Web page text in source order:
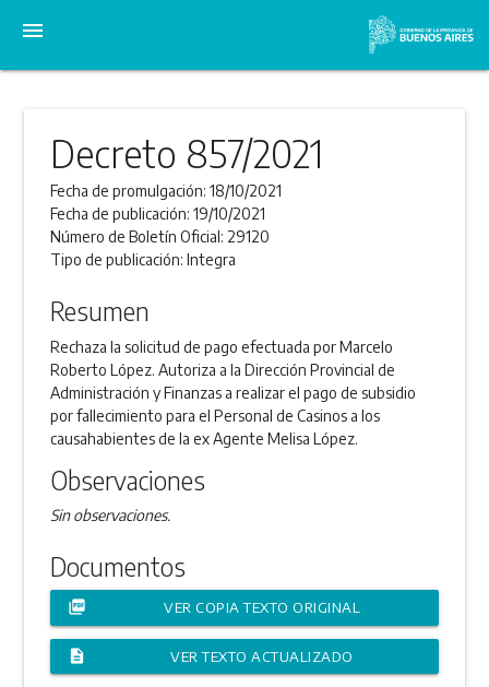
menu
Decreto 857/2021
Fecha de promulgación:18/10/2021
Fecha de publicación:19/10/2021
Número de Boletín Oficial: 29120
Tipo de publicación:Integra
Resumen
Rechaza la solicitud de pago efectuada por Marcelo
Roberto López. Autoriza a la Dirección Provincial de
Administración y Finanzas a realizar el pago de subsidio
por fallecimiento para el Personal de Casinos a los
causahabientes de la ex Agente Melisa López.
Observaciones
Sin observaciones.
Documentos
picture_as_pdf VER COPIA TEXTO ORIGINAL
description VER TEXTO ACTUALIZADO